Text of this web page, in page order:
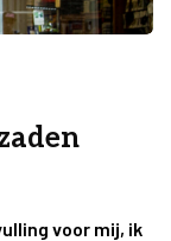
voor mij, ik